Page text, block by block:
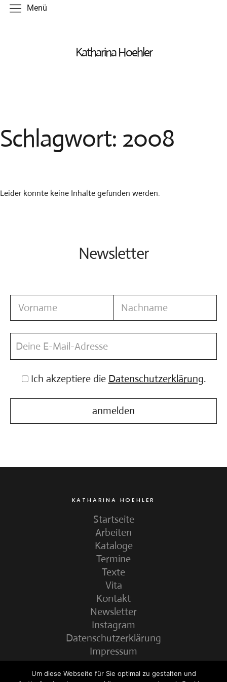
Katharina Hoehler
Menü
Arbeiten
Malerei
Künstlerbuch
Termine
Vita
Schlagwort: 2008
Leider konnte keine Inhalte gefunden werden.
Newsletter
Ich akzeptiere die Datenschutzerklärung.
KATHARINA HOEHLER
Startseite
Arbeiten
Kataloge
Termine
Texte
Vita
Kontakt
Newsletter
Instagram
Datenschutzerklärung
Impressum
Um diese Webseite für Sie optimal zu gestalten und